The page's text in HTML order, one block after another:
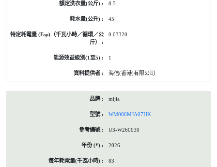
8.5
45
0.03320
1
海信(香港)有限公司
mijia
WM080MJA07HK
U3-W260030
2026
83